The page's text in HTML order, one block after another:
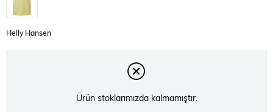
Helly Hansen
Ürün stoklarımızda kalmamıştır.